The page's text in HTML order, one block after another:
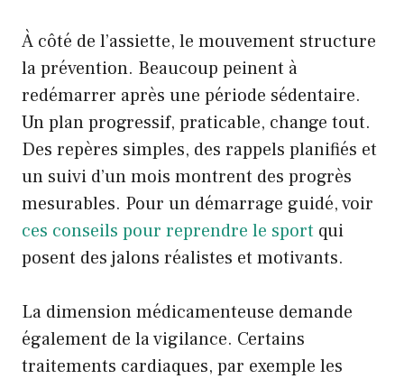
À côté de l’assiette, le mouvement structure
la prévention. Beaucoup peinent à
redémarrer après une période sédentaire.
Un plan progressif, praticable, change tout.
Des repères simples, des rappels planifiés et
un suivi d’un mois montrent des progrès
mesurables. Pour un démarrage guidé, voir
ces conseils pour reprendre le sport qui
posent des jalons réalistes et motivants.
La dimension médicamenteuse demande
également de la vigilance. Certains
traitements cardiaques, par exemple les